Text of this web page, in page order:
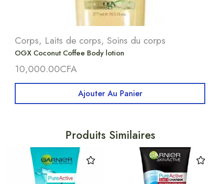
Corps, Laits de corps, Soins du corps
OGX Coconut Coffee Body lotion
10,000.00CFA
Ajouter Au Panier
Produits Similaires